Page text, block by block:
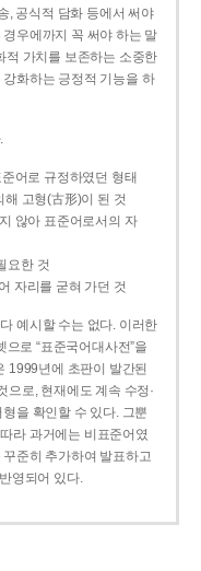
, 공식적 담화 등에서 써야
우에까지 꼭 써야 하는 말
적 가치를 보존하는 소중한
화하는 긍정적 기능을 하
어로 규정하였던 형태
고형(古形)이 된 것
않아 표준어로서의 자
요한 것
자리를 굳혀 가던 것
예시할 수는 없다. 이러한
로 “표준국어대사전”을
1999년에 초판이 발간된
으로, 현재에도 계속 수정·
을 확인할 수 있다. 그뿐
라 과거에는 비표준어였
준히 추가하여 발표하고
영되어 있다.